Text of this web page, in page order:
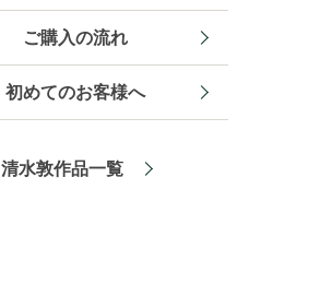
ご購入の流れ
初めてのお客様へ
清水敦作品一覧